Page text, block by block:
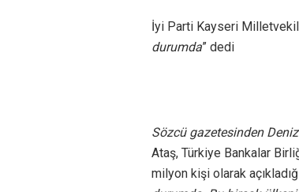
İyi Parti Kayseri
durumda” dedi
Sözcü gazetesinden Deniz
Ataş, Türkiye Bankalar
milyon kişi olarak